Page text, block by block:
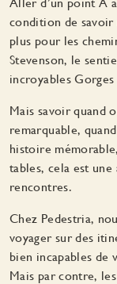
condition de savoir
plus pour les
Stevenson, le
incroyables
Mais savoir quand
remarquable,
histoire
tables, cela est une
rencontres.
Chez Pedestria,
voyager sur des
bien incapables de
Mais par contre,